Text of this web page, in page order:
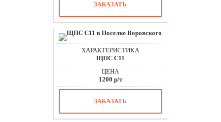
ЗАКАЗАТЬ
ЩПС С11
1200 р/т
ЗАКАЗАТЬ